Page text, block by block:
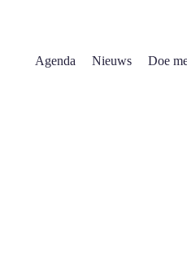
Agenda Nieuws Doe